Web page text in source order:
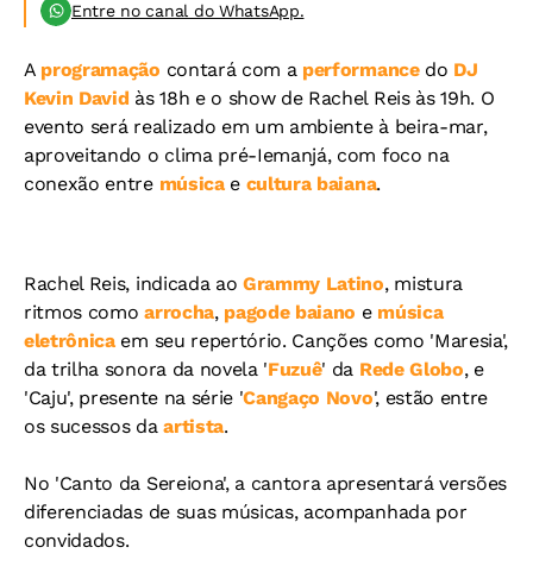
Entre no canal do WhatsApp.
A programação contará com a performancedo DJ
Kevin David às 18h e o show de Rachel Reis às 19h. O
evento será realizado em um ambiente à beira-mar,
aproveitando o clima pré-Iemanjá, com foco na
conexão entre músicae cultura baiana.
Rachel Reis, indicada ao Grammy Latino, mistura
ritmos comoarrocha, pagode baiano e música
eletrônicaem seu repertório. Canções como 'Maresia',
da trilha sonora da novela 'Fuzuê' da Rede Globo, e
'Caju', presente na série 'Cangaço Novo', estão entre
os sucessos daartista.
No 'Canto da Sereiona', a cantora apresentará versões
diferenciadas de suas músicas, acompanhada por
convidados.